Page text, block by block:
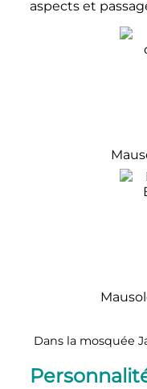
aspects et
Dans la mosquée